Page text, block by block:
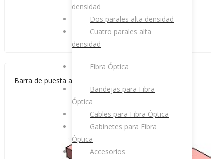
densidad
Dos parales alta densidad
Cuatro parales alta
densidad
Fibra Óptica
Bandejas para Fibra
Óptica
Cables para Fibra Óptica
Gabinetes para Fibra
Óptica
Accesorios
Barra de puesta a tierra en cobre 12″